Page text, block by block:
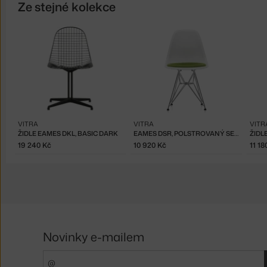
Ze stejné kolekce
ŽIDLE EAMES DKL, BASIC DARK
VITRA
19 240 Kč
EAMES DSR, POLSTROVANÝ SEDÁK
VITRA
10 920 Kč 11
Novinky e-mailem